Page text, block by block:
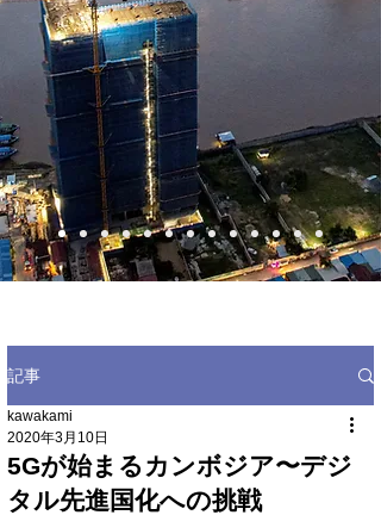
記事
5Gが始まるカンボジア〜デジ
タル先進国化への挑戦
kawakami
2020年3月10日